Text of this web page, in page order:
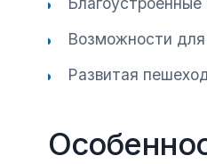
Возможности для
Развитая